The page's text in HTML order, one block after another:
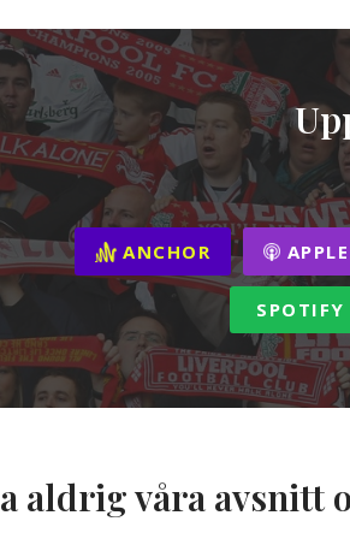
ANCHOR
SPOTIFY
aldrig våra avsnitt